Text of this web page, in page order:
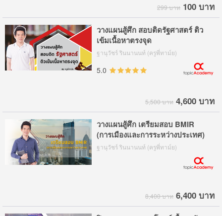
299 บาท 100 บาท
วางแผนสู้ศึก สอบติดรัฐศาสตร์ ติว
เข้มเนื้อหาตรงจุด
ฐานุวัชร์ รินนานนท์ (ครูพี่ทาม์ย)
5.0
5,500 บาท 4,600 บาท
วางแผนสู้ศึก เตรียมสอบ BMIR
(การเมืองและการระหว่างประเทศ)
ฐานุวัชร์ รินนานนท์ (ครูพี่ทาม์ย)
8,400 บาท 6,400 บาท